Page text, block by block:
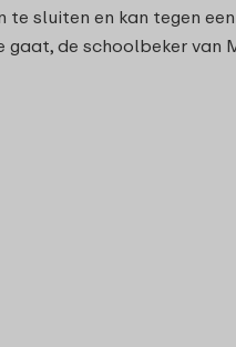
sluiten en kan tegen
de schoolbeker